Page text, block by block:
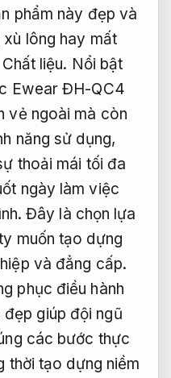
phẩm này đẹp và
xù lông hay mất
Chất liệu. Nổi bật
Ewear ĐH-QC4
vẻ ngoài mà còn
năng sử dụng,
thoải mái tối đa
ngày làm việc
Đây là chọn lựa
muốn tạo dựng
và đẳng cấp.
phục điều hành
giúp đội ngũ
các bước thực
thời tạo dựng niềm